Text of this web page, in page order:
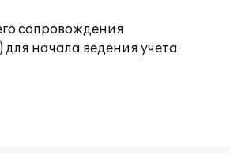
сопровождения
начала ведения учета